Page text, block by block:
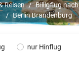
Reisen Billigflug nach
Berlin Brandenburg
nur Hinflug